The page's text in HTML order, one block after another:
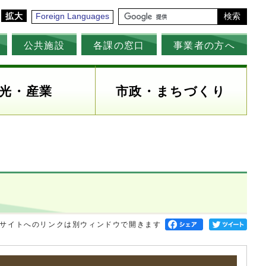
拡大 Foreign Languages 検索
公共施設 各課の窓口 事業者の方へ
・産業 市政・まちづくり
イトへのリンクは別ウィンドウで開きます